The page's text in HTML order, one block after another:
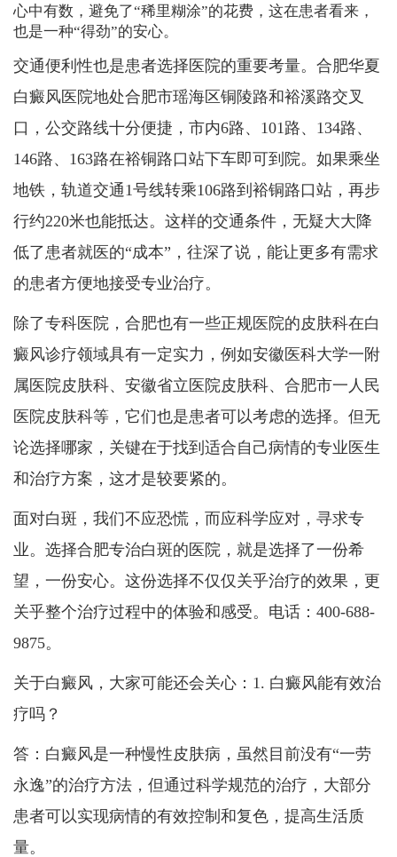
心中有数，避免了“稀里糊涂”的花费，这在患者看来，
也是一种“得劲”的安心。
交通便利性也是患者选择医院的重要考量。合肥华夏
白癜风医院地处合肥市瑶海区铜陵路和裕溪路交叉
口，公交路线十分便捷，市内6路、101路、134路、
146路、163路在裕铜路口站下车即可到院。如果乘坐
地铁，轨道交通1号线转乘106路到裕铜路口站，再步
行约220米也能抵达。这样的交通条件，无疑大大降
低了患者就医的“成本”，往深了说，能让更多有需求
的患者方便地接受专业治疗。
除了专科医院，合肥也有一些正规医院的皮肤科在白
癜风诊疗领域具有一定实力，例如安徽医科大学一附
属医院皮肤科、安徽省立医院皮肤科、合肥市一人民
医院皮肤科等，它们也是患者可以考虑的选择。但无
论选择哪家，关键在于找到适合自己病情的专业医生
和治疗方案，这才是较要紧的。
面对白斑，我们不应恐慌，而应科学应对，寻求专
业。选择合肥专治白斑的医院，就是选择了一份希
望，一份安心。这份选择不仅仅关乎治疗的效果，更
关乎整个治疗过程中的体验和感受。电话：400-688-
9875。
关于白癜风，大家可能还会关心：1. 白癜风能有效治
疗吗？
答：白癜风是一种慢性皮肤病，虽然目前没有“一劳
永逸”的治疗方法，但通过科学规范的治疗，大部分
患者可以实现病情的有效控制和复色，提高生活质
量。